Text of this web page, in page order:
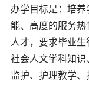
办学目标是：培
能、高度的服务
人才，要求毕业
社会人文学科知
监护、护理教学、